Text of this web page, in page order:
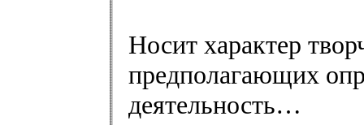
Носит характер
предполагающих
деятельность…